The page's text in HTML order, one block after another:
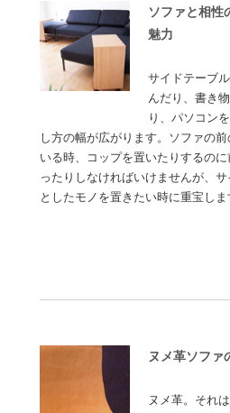
ソファと相性
魅力
サイドテーブ
んだり、書き
り、パソコン
し方の幅が広がります。ソファの
いる時、コップを置いたりするの
ったりしなければいけませんが、
としたモノを置きたい時に重宝し
ヌメ革ソファ
ヌメ革。それ